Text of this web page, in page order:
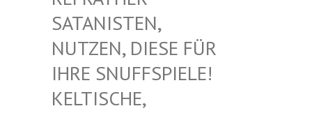
TANISTEN, NU
TZEN, DIESE FÜR IH
RE SNUFFSPIELE! KE
LTISCHE, WE